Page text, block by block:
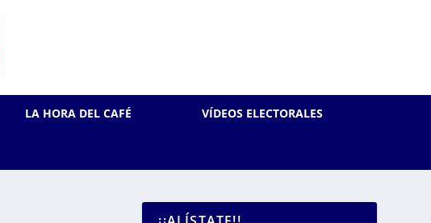
LA HORA DEL CAFÉ
VÍDEOS ELECTORALES